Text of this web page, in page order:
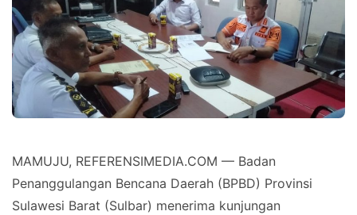
MAMUJU, REFERENSIMEDIA.COM — Badan
Penanggulangan Bencana Daerah (BPBD) Provinsi
Sulawesi Barat (Sulbar) menerima kunjungan